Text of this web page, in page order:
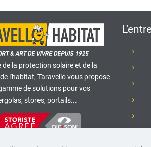
de la protection solaire et de la
l'habitat, Taravello vous propose
de solutions pour vos
stores, portails...